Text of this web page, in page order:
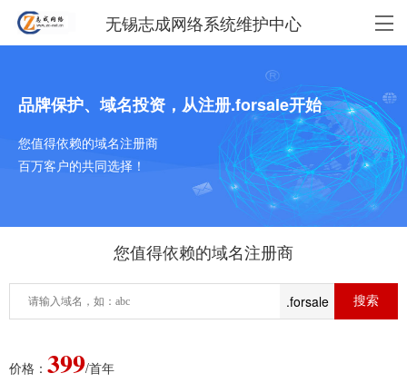
无锡志成网络系统维护中心
品牌保护、域名投资，从注册.forsale开始
您值得依赖的域名注册商
百万客户的共同选择！
您值得依赖的域名注册商
.forsale
价格： 399/首年